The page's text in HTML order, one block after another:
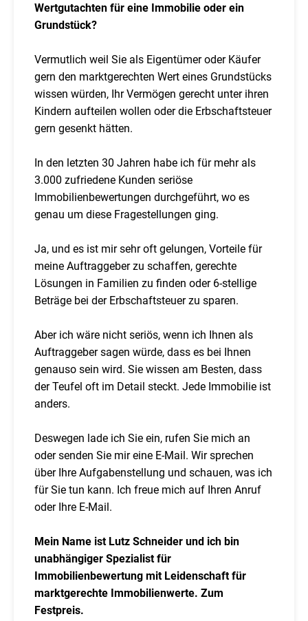
Wertgutachten für eine Immobilie oder ein
Grundstück?
Vermutlich weil Sie als Eigentümer oder Käufer
gern den marktgerechten Wert eines Grundstücks
wissen würden, Ihr Vermögen gerecht unter ihren
Kindern aufteilen wollen oder die Erbschaftsteuer
gern gesenkt hätten.
In den letzten 30 Jahren habe ich für mehr als
3.000 zufriedene Kunden seriöse
Immobilienbewertungen durchgeführt, wo es
genau um diese Fragestellungen ging.
Ja, und es ist mir sehr oft gelungen, Vorteile für
meine Auftraggeber zu schaffen, gerechte
Lösungen in Familien zu finden oder 6-stellige
Beträge bei der Erbschaftsteuer zu sparen.
Aber ich wäre nicht seriös, wenn ich Ihnen als
Auftraggeber sagen würde, dass es bei Ihnen
genauso sein wird. Sie wissen am Besten, dass
der Teufel oft im Detail steckt. Jede Immobilie ist
anders.
Deswegen lade ich Sie ein, rufen Sie mich an
oder senden Sie mir eine E-Mail. Wir sprechen
über Ihre Aufgabenstellung und schauen, was ich
für Sie tun kann. Ich freue mich auf Ihren Anruf
oder Ihre E-Mail.
Mein Name ist Lutz Schneider und ich bin
unabhängiger Spezialist für
Immobilienbewertung mit Leidenschaft für
marktgerechte Immobilienwerte. Zum
Festpreis.